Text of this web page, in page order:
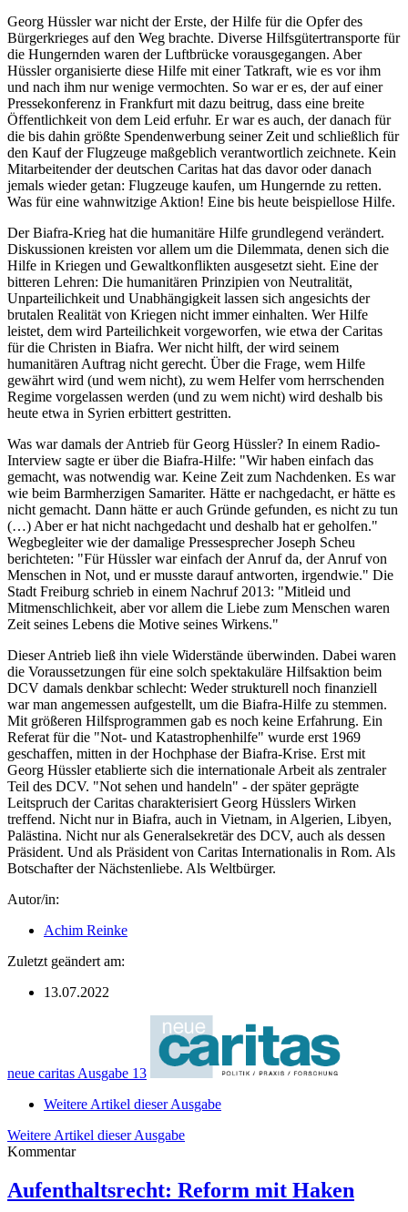
Georg Hüssler war nicht der Erste, der Hilfe für die Opfer des
Bürgerkrieges auf den Weg brachte. Diverse Hilfsgütertransporte für
die Hungernden waren der Luftbrücke vorausgegangen. Aber
Hüssler organisierte diese Hilfe mit einer Tatkraft, wie es vor ihm
und nach ihm nur wenige vermochten. So war er es, der auf einer
Pressekonferenz in Frankfurt mit dazu beitrug, dass eine breite
Öffentlichkeit von dem Leid erfuhr. Er war es auch, der danach für
die bis dahin größte Spendenwerbung seiner Zeit und schließlich für
den Kauf der Flugzeuge maßgeblich verantwortlich zeichnete. Kein
Mitarbeitender der deutschen Caritas hat das davor oder danach
jemals wieder getan: Flugzeuge kaufen, um Hungernde zu retten.
Was für eine wahnwitzige Aktion! Eine bis heute beispiellose Hilfe.
Der Biafra-Krieg hat die humanitäre Hilfe grundlegend verändert.
Diskussionen kreisten vor allem um die Dilemmata, denen sich die
Hilfe in Kriegen und Gewaltkonflikten ausgesetzt sieht. Eine der
bitteren Lehren: Die humanitären Prinzipien von Neutralität,
Unparteilichkeit und Unabhängigkeit lassen sich angesichts der
brutalen Realität von Kriegen nicht immer einhalten. Wer Hilfe
leistet, dem wird Parteilichkeit vorgeworfen, wie etwa der Caritas
für die Christen in Biafra. Wer nicht hilft, der wird seinem
humanitären Auftrag nicht gerecht. Über die Frage, wem Hilfe
gewährt wird (und wem nicht), zu wem Helfer vom herrschenden
Regime vorgelassen werden (und zu wem nicht) wird deshalb bis
heute etwa in Syrien erbittert gestritten.
Was war damals der Antrieb für Georg Hüssler? In einem Radio-
Interview sagte er über die Biafra-Hilfe: "Wir haben einfach das
gemacht, was notwendig war. Keine Zeit zum Nachdenken. Es war
wie beim Barmherzigen Samariter. Hätte er nachgedacht, er hätte es
nicht gemacht. Dann hätte er auch Gründe gefunden, es nicht zu tun
(…) Aber er hat nicht nachgedacht und deshalb hat er geholfen."
Wegbegleiter wie der damalige Pressesprecher Joseph Scheu
berichteten: "Für Hüssler war einfach der Anruf da, der Anruf von
Menschen in Not, und er musste darauf antworten, irgendwie." Die
Stadt Freiburg schrieb in einem Nachruf 2013: "Mitleid und
Mitmenschlichkeit, aber vor allem die Liebe zum Menschen waren
Zeit seines Lebens die Motive seines Wirkens."
Dieser Antrieb ließ ihn viele Widerstände überwinden. Dabei waren
die Voraussetzungen für eine solch spektakuläre Hilfsaktion beim
DCV damals denkbar schlecht: Weder strukturell noch finanziell
war man angemessen aufgestellt, um die Biafra-Hilfe zu stemmen.
Mit größeren Hilfsprogrammen gab es noch keine Erfahrung. Ein
Referat für die "Not- und Katastrophenhilfe" wurde erst 1969
geschaffen, mitten in der Hochphase der Biafra-Krise. Erst mit
Georg Hüssler etablierte sich die internationale Arbeit als zentraler
Teil des DCV. "Not sehen und handeln" - der später geprägte
Leitspruch der Caritas charakterisiert Georg Hüsslers Wirken
treffend. Nicht nur in Biafra, auch in Vietnam, in Algerien, Libyen,
Palästina. Nicht nur als Generalsekretär des DCV, auch als dessen
Präsident. Und als Präsident von Caritas Internationalis in Rom. Als
Botschafter der Nächstenliebe. Als Weltbürger.
Autor/in:
Achim Reinke
Zuletzt geändert am:
13.07.2022
neue caritas Ausgabe 13
Weitere Artikel dieser Ausgabe
Weitere Artikel dieser Ausgabe
Kommentar
Aufenthaltsrecht: Reform mit Haken